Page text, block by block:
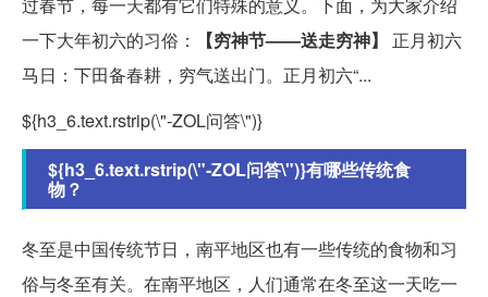
一下大年初六的习俗：
【穷神节——送走穷神】
正月初六
马日：下田备春耕，穷气送出门。正月初六“...
${h3_6.text.rstrip(\"-ZOL问答\")}
${h3_6.text.rstrip(\"-ZOL问答\")}有哪些传统食
物？
冬至是中国传统节日，南平地区也有一些传统的食物和习
俗与冬至有关。在南平地区，人们通常在冬至这一天吃一